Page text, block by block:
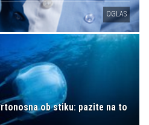
OGLAS
ob stiku: pazite na to